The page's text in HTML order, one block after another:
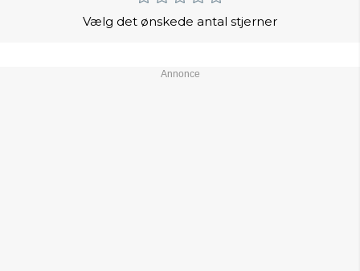
Vælg det ønskede antal stjerner